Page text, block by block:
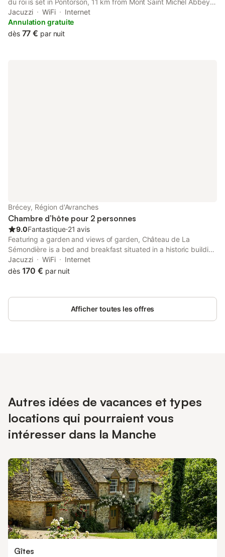
du roi is set in Pontorson, 11 km from Mont Saint Michel Abbey
and 11 km from Mont Saint-Michel.
Jacuzzi WiFi
Internet
Annulation gratuite
dès 77 € par nuit
Brécey, Région d'Avranches
Chambre d’hôte pour 2 personnes
9.0Fantastique⋅21 avis
Featuring a garden and views of garden, Château de La
Sémondière is a bed and breakfast situated in a historic building
in Brécey, 18 km from Scriptorial of Avranches - Manuscript
Museum of Mont Saint-Michel.
Jacuzzi WiFi
Internet
dès 170 € par nuit
Afficher toutes les offres
Autres idées de vacances et types
locations qui pourraient vous
intéresser dans la Manche
Gîtes